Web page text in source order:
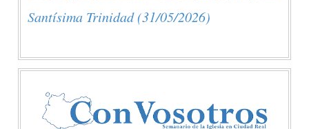
Santísima Trinidad (31/05/2026)